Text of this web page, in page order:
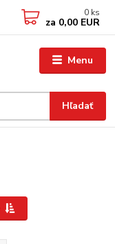
Menu
Hľadať
0 ks
za 0,00 EUR